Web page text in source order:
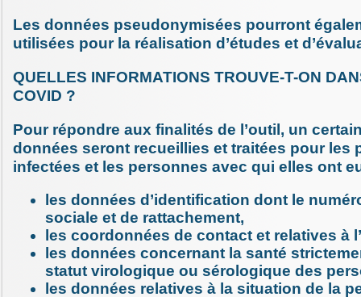
Les données pseudonymisées pourront
utilisées pour la réalisation d’études et
QUELLES INFORMATIONS TROUVE-T-ON
COVID ?
Pour répondre aux finalités de l’outil, un
données seront recueillies et traitées pour les
infectées et les personnes avec qui elles ont
les données d’identification dont le
sociale et de rattachement,
les coordonnées de contact et relatives à
les données concernant la santé
statut virologique ou sérologique des
les données relatives à la situation de la